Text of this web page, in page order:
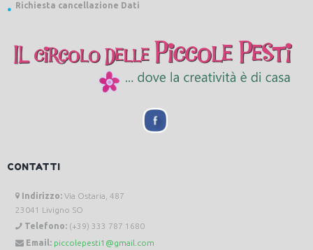
Richiesta cancellazione Dati
CONTATTI
Indirizzo: Via Ostaria, 487
23041 Livigno SO
Telefono: (+39) 333 787 1680
Email: piccolepesti1@gmail.com